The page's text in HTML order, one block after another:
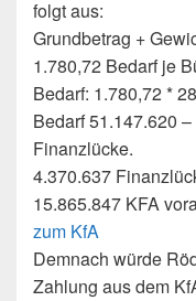
folgt aus:
Grundbetrag +
1.780,72 Bedarf je
Bedarf: 1.780,72 *
Bedarf 51.147.620
Finanzlücke.
4.370.637
15.865.847 KFA
zum KfA
Demnach würde
Zahlung aus dem